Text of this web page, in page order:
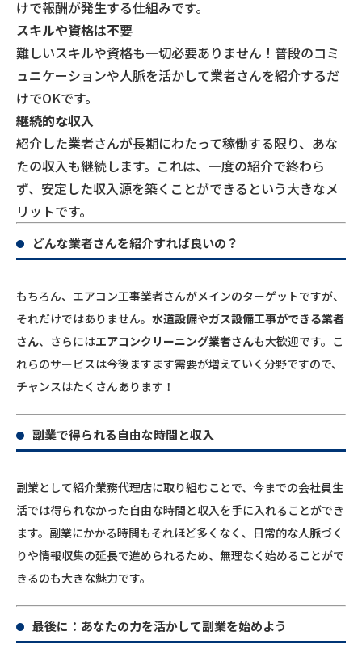
けで報酬が発生する仕組みです。
スキルや資格は不要
難しいスキルや資格も一切必要ありません！普段のコミ
ュニケーションや人脈を活かして業者さんを紹介するだ
けでOKです。
継続的な収入
紹介した業者さんが長期にわたって稼働する限り、あな
たの収入も継続します。これは、一度の紹介で終わら
ず、安定した収入源を築くことができるという大きなメ
リットです。
どんな業者さんを紹介すれば良いの？
もちろん、エアコン工事業者さんがメインのターゲットですが、
それだけではありません。 水道設備やガス設備工事ができる業者
さん、さらにはエアコンクリーニング業者さんも大歓迎です。こ
れらのサービスは今後ますます需要が増えていく分野ですので、
チャンスはたくさんあります！
副業で得られる自由な時間と収入
副業として紹介業務代理店に取り組むことで、今までの会社員生
活では得られなかった自由な時間と収入を手に入れることができ
ます。副業にかかる時間もそれほど多くなく、日常的な人脈づく
りや情報収集の延長で進められるため、無理なく始めることがで
きるのも大きな魅力です。
最後に：あなたの力を活かして副業を始めよう